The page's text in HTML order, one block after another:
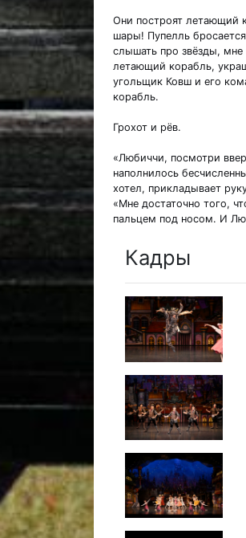
Они построят летающий
шары! Пупелль
слышать про звёзды, мне
летающий корабль,
угольщик Ковш и его
корабль.
Грохот и рёв.
«Любиччи, посмотри
наполнилось
хотел, прикладывает
«Мне достаточно того,
пальцем под носом. И
Кадры